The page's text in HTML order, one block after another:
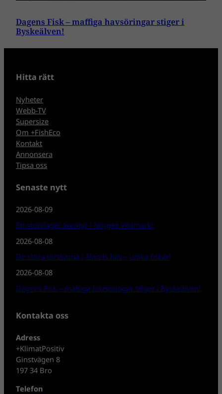
Dagens Fisk – maffiga havsöringar stiger i
Byskeälven!
Hitta rätt
Nyheter
Webb-TV
Supersize
Om +FishEco
Kontakt
Annonsera
Tipsa oss
Senaste nytt
2026-08-09
Ett storslaget äventyr i Norges Vildmark!
2026-08-08
De stora torskarna i Ålands hav – unika fiskar!
2026-08-08
Dagens Fisk – maffiga havsöringar stiger i Byskeälven!
Kontakta oss
Adress
+KlimatPositiv
Ginstvägen 8
197 34 Bro
Telefon